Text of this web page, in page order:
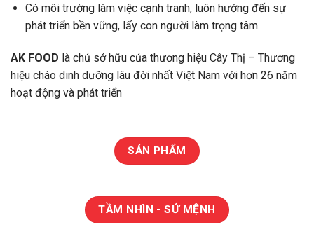
Có môi trường làm việc cạnh tranh, luôn hướng đến sự
phát triển bền vững, lấy con người làm trọng tâm.
AK FOOD là chủ sở hữu của thương hiệu Cây Thị – Thương
hiệu cháo dinh dưỡng lâu đời nhất Việt Nam với hơn 26 năm
hoạt động và phát triển
SẢN PHẨM
TẦM NHÌN - SỨ MỆNH